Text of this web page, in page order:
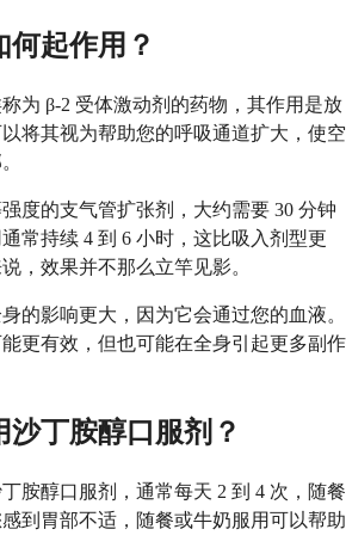
起作用？
为 β-2 受体激动剂的药物，其作用是放
将其视为帮助您的呼吸通道扩大，使空
度的支气管扩张剂，大约需要 30 分钟
常持续 4 到 6 小时，这比吸入剂型更
，效果并不那么立竿见影。
的影响更大，因为它会通过您的血液。
更有效，但也可能在全身引起更多副作
丁胺醇口服剂？
胺醇口服剂，通常每天 2 到 4 次，随餐
到胃部不适，随餐或牛奶服用可以帮助